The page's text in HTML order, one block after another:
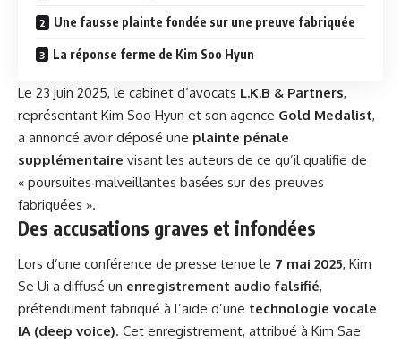
Une fausse plainte fondée sur une preuve fabriquée
La réponse ferme de Kim Soo Hyun
Le 23 juin 2025, le cabinet d’avocats L.K.B & Partners,
représentant Kim Soo Hyun et son agence Gold Medalist,
a annoncé avoir déposé une plainte pénale
supplémentaire visant les auteurs de ce qu’il qualifie de
« poursuites malveillantes basées sur des preuves
fabriquées ».
Des accusations graves et infondées
Lors d’une conférence de presse tenue le 7 mai 2025, Kim
Se Ui a diffusé un enregistrement audio falsifié,
prétendument fabriqué à l’aide d’une technologie vocale
IA (deep voice). Cet enregistrement, attribué à Kim Sae